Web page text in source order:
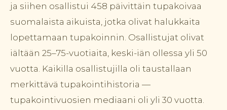
ja siihen osallistui 458 päivittäin tupakoivaa
suomalaista aikuista, jotka olivat halukkaita
lopettamaan tupakoinnin. Osallistujat olivat
iältään 25–75-vuotiaita, keski-iän ollessa yli 50
vuotta. Kaikilla osallistujilla oli taustallaan
merkittävä tupakointihistoria —
tupakointivuosien mediaani oli yli 30 vuotta.